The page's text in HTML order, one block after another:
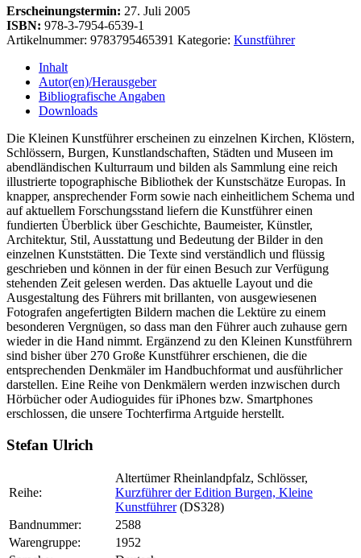
Erscheinungstermin: 27. Juli 2005
ISBN: 978-3-7954-6539-1
Artikelnummer: 9783795465391 Kategorie: Kunstführer
Inhalt
Autor(en)/Herausgeber
Bibliografische Angaben
Downloads
Die Kleinen Kunstführer erscheinen zu einzelnen Kirchen, Klöstern,
Schlössern, Burgen, Kunstlandschaften, Städten und Museen im
abendländischen Kulturraum und bilden als Sammlung eine reich
illustrierte topographische Bibliothek der Kunstschätze Europas. In
knapper, ansprechender Form sowie nach einheitlichem Schema und
auf aktuellem Forschungsstand liefern die Kunstführer einen
fundierten Überblick über Geschichte, Baumeister, Künstler,
Architektur, Stil, Ausstattung und Bedeutung der Bilder in den
einzelnen Kunststätten. Die Texte sind verständlich und flüssig
geschrieben und können in der für einen Besuch zur Verfügung
stehenden Zeit gelesen werden. Das aktuelle Layout und die
Ausgestaltung des Führers mit brillanten, von ausgewiesenen
Fotografen angefertigten Bildern machen die Lektüre zu einem
besonderen Vergnügen, so dass man den Führer auch zuhause gern
wieder in die Hand nimmt. Ergänzend zu den Kleinen Kunstführern
sind bisher über 270 Große Kunstführer erschienen, die die
entsprechenden Denkmäler im Handbuchformat und ausführlicher
darstellen. Eine Reihe von Denkmälern werden inzwischen durch
Hörbücher oder Audioguides für iPhones bzw. Smartphones
erschlossen, die unsere Tochterfirma Artguide herstellt.
Stefan Ulrich
Reihe:
Altertümer Rheinlandpfalz, Schlösser,
Kurzführer der Edition Burgen, Kleine
Kunstführer(DS328)
Bandnummer:
2588
Warengruppe:
1952